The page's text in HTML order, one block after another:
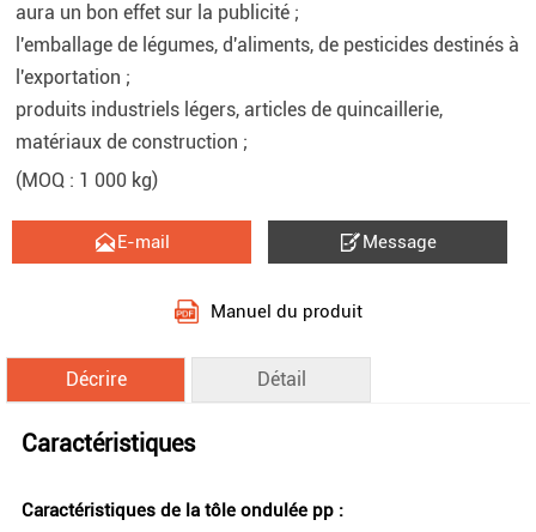
aura un bon effet sur la publicité ;
l'emballage de légumes, d'aliments, de pesticides destinés à
l'exportation ;
produits industriels légers, articles de quincaillerie,
matériaux de construction ;
(MOQ : 1 000 kg)
E-mail Message
Manuel du produit
Décrire Détail
Caractéristiques
Caractéristiques de la tôle ondulée pp :